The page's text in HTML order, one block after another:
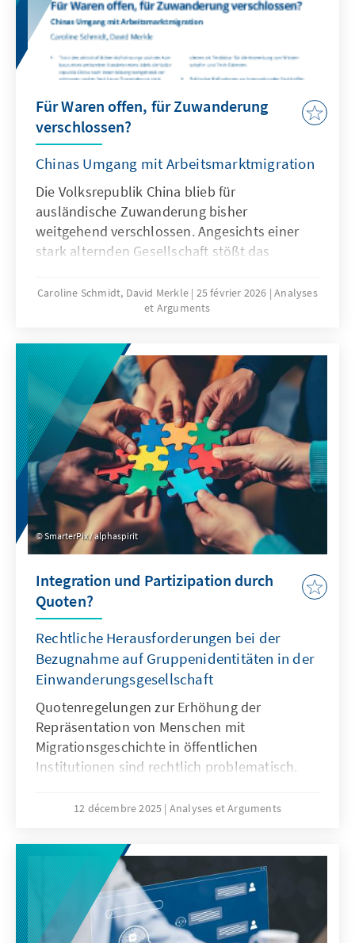
Für Waren offen, für Zuwanderung
verschlossen?
Chinas Umgang mit Arbeitsmarktmigration
Die Volksrepublik China blieb für
ausländische Zuwanderung bisher
weitgehend verschlossen. Angesichts einer
stark alternden Gesellschaft stößt das
seine Grenzen, was die gezielte Anwerbung
ausländischer Fach- und Arbeitskräfte auf
Deutschland und Europa könnte mit China ein
neuer Wettbewerber im globalen Wettbewerb
um Talente entstehen.
Caroline Schmidt, David Merkle 25 février 2026 Analyses
et Arguments
SmarterPix / alphaspirit
Integration und Partizipation durch
Quoten?
Rechtliche Herausforderungen bei der
Bezugnahme auf Gruppenidentitäten in der
Einwanderungsgesellschaft
Quotenregelungen zur Erhöhung der
Repräsentation von Menschen mit
Migrationsgeschichte in öffentlichen
Institutionen sind rechtlich problematisch.
nach Herkunft. Für Quoten zugunsten von
verfassungsrechtliche Grundlage. Das Papier
zeigt: Sonderregelungen für neu
eingewanderte Menschen sind nur zu Beginn
sinnvoll. Später besteht die herausfordernde
Aufgabe der Abgrenzung der Gruppe.
12 décembre 2025 Analyses et Arguments